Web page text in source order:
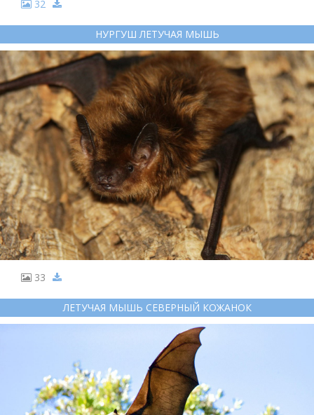
32
НУРГУШ ЛЕТУЧАЯ МЫШЬ
33
ЛЕТУЧАЯ МЫШЬ СЕВЕРНЫЙ КОЖАНОК